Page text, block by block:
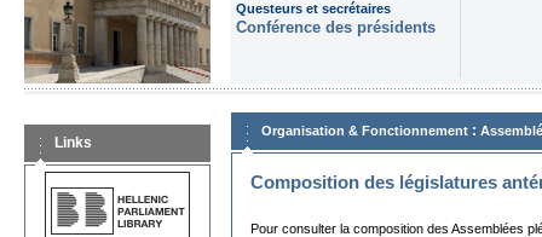
Questeurs et secrétaires
Conférence des présidents
Links
Organisation & Fonctionnement :
Composition des législatures
Pour consulter la composition des Assemblées